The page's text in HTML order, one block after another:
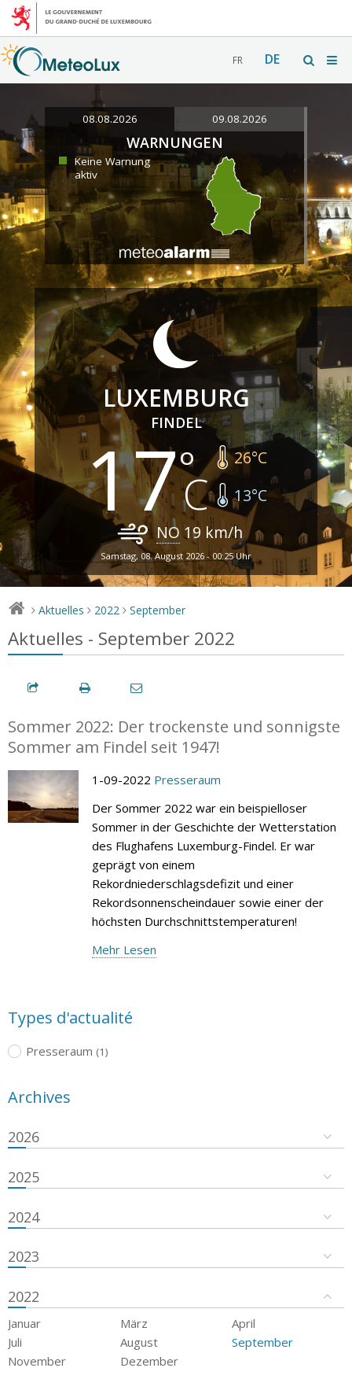
FR DE
08.08.2026 09.08.2026
WARNUNGEN
Keine Warnung
aktiv
LUXEMBURG
FINDEL
17 26°C
13°C
NO 19 km/h
Samstag, 08. August 2026 - 00:25 Uhr
> Aktuelles > 2022 > September
Aktuelles - September 2022
Sommer 2022: Der trockenste und sonnigste
Sommer am Findel seit 1947!
1-09-2022 Presseraum
Der Sommer 2022 war ein beispielloser
Sommer in der Geschichte der Wetterstation
des Flughafens Luxemburg-Findel. Er war
geprägt von einem
Rekordniederschlagsdefizit und einer
Rekordsonnenscheindauer sowie einer der
höchsten Durchschnittstemperaturen!
Mehr Lesen
Types d'actualité
Presseraum (1)
Archives
2026
2025
2024
2023
2022
Januar März
April
Juli
August
September
November
Dezember